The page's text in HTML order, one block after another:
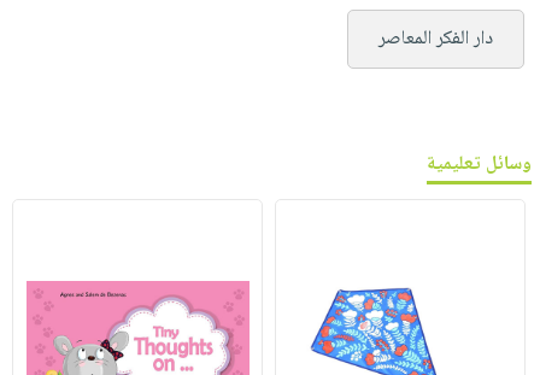
دار الفكر المعاصر
وسائل تعليمية